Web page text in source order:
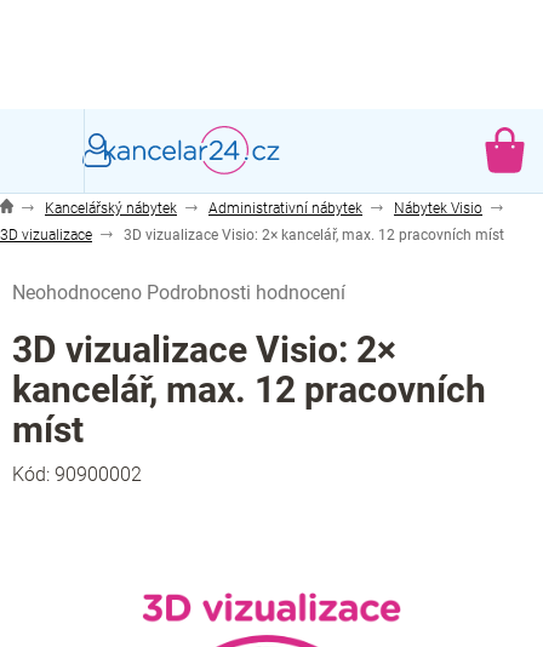
Kancelářský nábytek Administrativní nábytek
Nábytek Visio
3D vizualizace
3D vizualizace Visio: 2× kancelář, max. 12 pracovních míst
hodnocení
produktu
je
0,0
z
5
hvězdiček.
Neohodnoceno Podrobnosti hodnocení
3D vizualizace Visio: 2×
kancelář, max. 12 pracovních
míst
Kód: 90900002